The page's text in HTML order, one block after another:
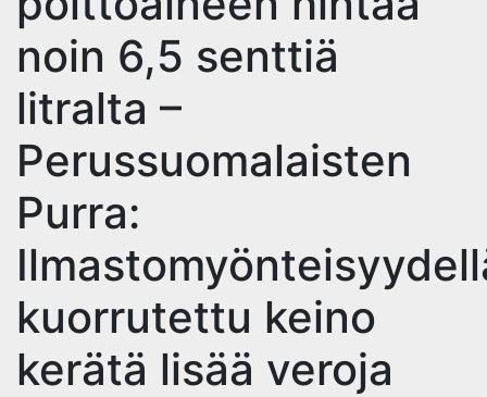
noin 6,5 senttiä
litralta –
Perussuomalaisten
Purra:
kuorrutettu keino
kerätä lisää veroja